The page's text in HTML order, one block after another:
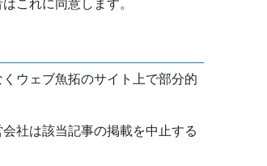
これに同意します。
ウェブ魚拓のサイト上で部分的
社は該当記事の掲載を中止する